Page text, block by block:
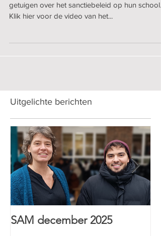
getuigen over het sanctiebeleid op hun school.
Klik hier voor de video van het...
Uitgelichte berichten
SAM december 2025